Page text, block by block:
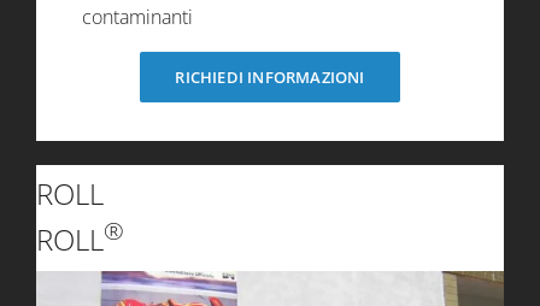
contaminanti
RICHIEDI INFORMAZIONI
ROLL
ROLL®